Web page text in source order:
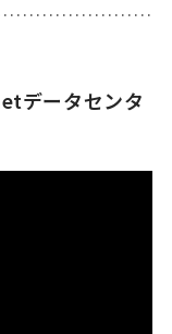
データセンタ